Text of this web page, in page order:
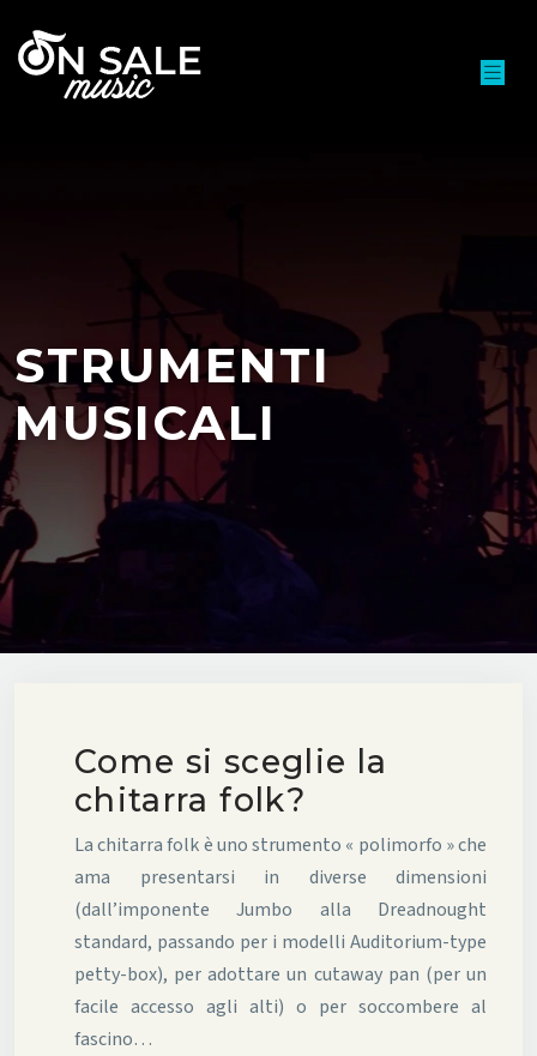
STRUMENTI
MUSICALI
Come si sceglie la
chitarra folk?
La chitarra folk è uno strumento « polimorfo » che
ama presentarsi in diverse dimensioni
(dall’imponente Jumbo alla Dreadnought
standard, passando per i modelli Auditorium-type
petty-box), per adottare un cutaway pan (per un
facile accesso agli alti) o per soccombere al
fascino…